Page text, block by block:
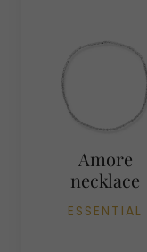
Amore
necklace
ESSENTIAL